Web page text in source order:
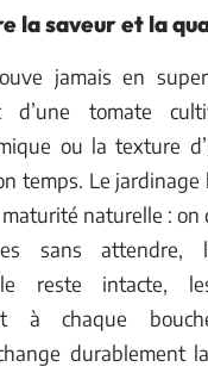
la saveur et la
jamais en
d’une tomate
ou la texture
temps. Le jardinage
naturelle : on
sans attendre,
reste intacte,
à chaque
durablement